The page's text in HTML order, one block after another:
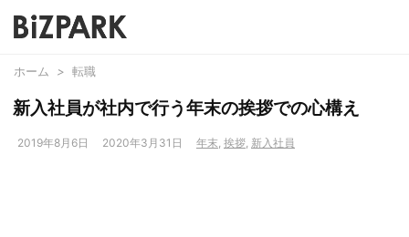
ホーム > 転職
新入社員が社内で行う年末の挨拶での心構え
2019年8月6日 2020年3月31日 年末, 挨拶, 新入社員